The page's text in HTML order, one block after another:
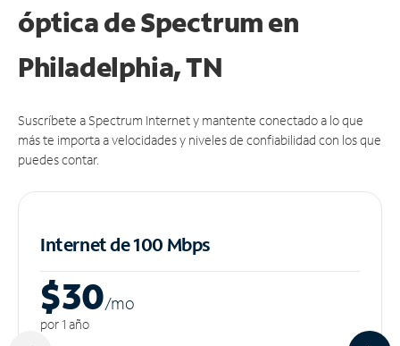
óptica de Spectrum en
Philadelphia, TN
Suscríbete a Spectrum Internet y mantente conectado a lo que
más te importa a velocidades y niveles de confiabilidad con los que
puedes contar.
Internet de 100 Mbps
$30/mo
por 1 año